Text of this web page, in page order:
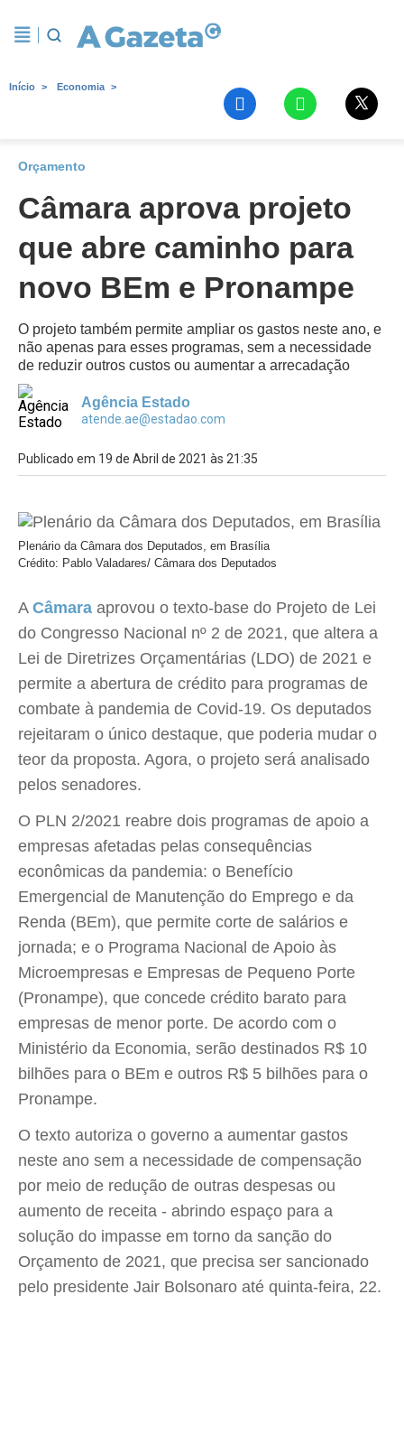
Início Economia
Orçamento
Câmara aprova projeto
que abre caminho para
novo BEm e Pronampe
O projeto também permite ampliar os gastos neste ano, e
não apenas para esses programas, sem a necessidade
de reduzir outros custos ou aumentar a arrecadação
Agência Estado
atende.ae@estadao.com
Publicado em 19 de Abril de 2021 às 21:35
Plenário da Câmara dos Deputados, em Brasília
Crédito: Pablo Valadares/ Câmara dos Deputados
A Câmara aprovou o texto-base do Projeto de Lei
do Congresso Nacional nº 2 de 2021, que altera a
Lei de Diretrizes Orçamentárias (LDO) de 2021 e
permite a abertura de crédito para programas de
combate à pandemia de Covid-19. Os deputados
rejeitaram o único destaque, que poderia mudar o
teor da proposta. Agora, o projeto será analisado
pelos senadores.
O PLN 2/2021 reabre dois programas de apoio a
empresas afetadas pelas consequências
econômicas da pandemia: o Benefício
Emergencial de Manutenção do Emprego e da
Renda (BEm), que permite corte de salários e
jornada; e o Programa Nacional de Apoio às
Microempresas e Empresas de Pequeno Porte
(Pronampe), que concede crédito barato para
empresas de menor porte. De acordo com o
Ministério da Economia, serão destinados R$ 10
bilhões para o BEm e outros R$ 5 bilhões para o
Pronampe.
O texto autoriza o governo a aumentar gastos
neste ano sem a necessidade de compensação
por meio de redução de outras despesas ou
aumento de receita - abrindo espaço para a
solução do impasse em torno da sanção do
Orçamento de 2021, que precisa ser sancionado
pelo presidente Jair Bolsonaro até quinta-feira, 22.